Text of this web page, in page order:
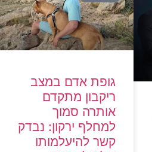
גופת אדם במצב
ריקבון מתקדם
אותרה סמוך
למחלף ירקון: נבדק
קשר להיעלמותו